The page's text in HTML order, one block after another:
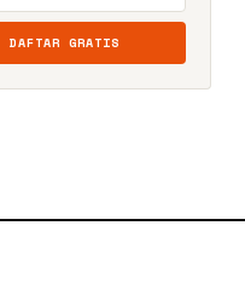
DAFTAR GRATIS